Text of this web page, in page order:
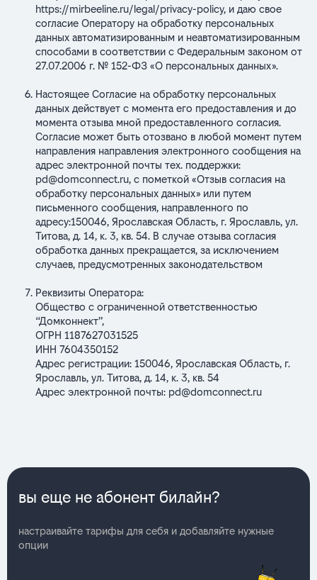
https://mirbeeline.ru/legal/privacy-policy, и даю свое
согласие Оператору на обработку персональных
данных автоматизированным и неавтоматизированным
способами в соответствии с Федеральным законом от
27.07.2006 г. № 152-ФЗ «О персональных данных».
Настоящее Согласие на обработку персональных
данных действует с момента его предоставления и до
момента отзыва мной предоставленного согласия.
Согласие может быть отозвано в любой момент путем
направления направления электронного сообщения на
адрес электронной почты тех. поддержки:
pd@domconnect.ru, с пометкой «Отзыв согласия на
обработку персональных данных» или путем
письменного сообщения, направленного по
адресу:150046, Ярославская Область, г. Ярославль, ул.
Титова, д. 14, к. 3, кв. 54. В случае отзыва согласия
обработка данных прекращается, за исключением
случаев, предусмотренных законодательством
Реквизиты Оператора:
Общество с ограниченной ответственностью
“Домконнект”,
ОГРН 1187627031525
ИНН 7604350152
Адрес регистрации: 150046, Ярославская Область, г.
Ярославль, ул. Титова, д. 14, к. 3, кв. 54
Адрес электронной почты: pd@domconnect.ru
вы еще не абонент билайн?
настраивайте тарифы для себя и добавляйте нужные
опции